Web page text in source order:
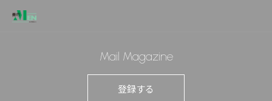
Mail Magazine
登録する